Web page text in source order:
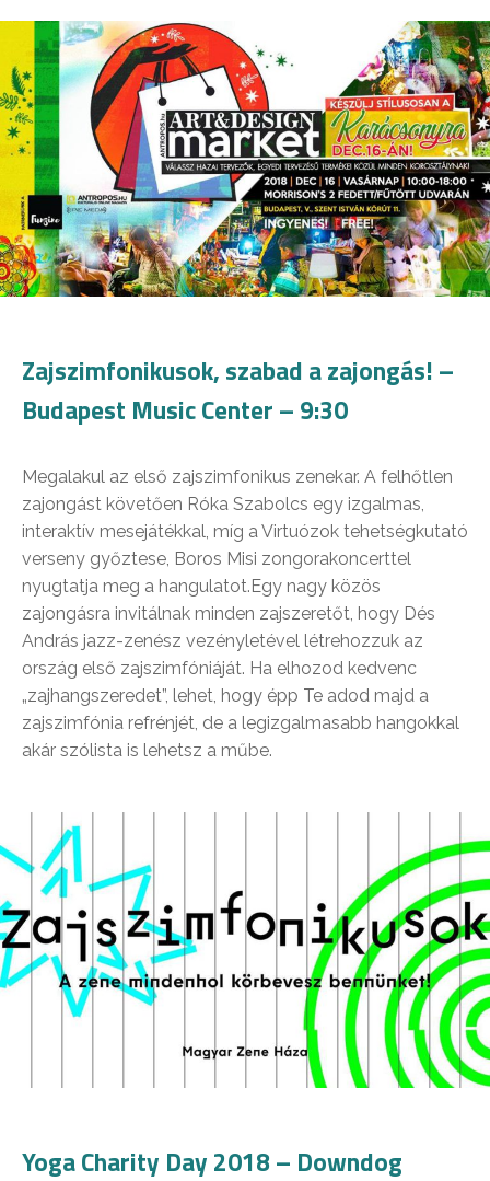
Zajszimfonikusok, szabad a zajongás! –
Budapest Music Center – 9:30
Megalakul az első zajszimfonikus zenekar. A felhőtlen
zajongást követően Róka Szabolcs egy izgalmas,
interaktív mesejátékkal, míg a Virtuózok tehetségkutató
verseny győztese, Boros Misi zongorakoncerttel
nyugtatja meg a hangulatot.Egy nagy közös
zajongásra invitálnak minden zajszeretőt, hogy Dés
András jazz-zenész vezényletével létrehozzuk az
ország első zajszimfóniáját. Ha elhozod kedvenc
„zajhangszeredet”, lehet, hogy épp Te adod majd a
zajszimfónia refrénjét, de a legizgalmasabb hangokkal
akár szólista is lehetsz a műbe.
Yoga Charity Day 2018 – Downdog